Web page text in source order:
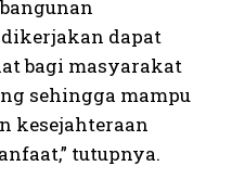
dapat
bagi masyarakat
sehingga mampu
kesejahteraan
tutupnya.